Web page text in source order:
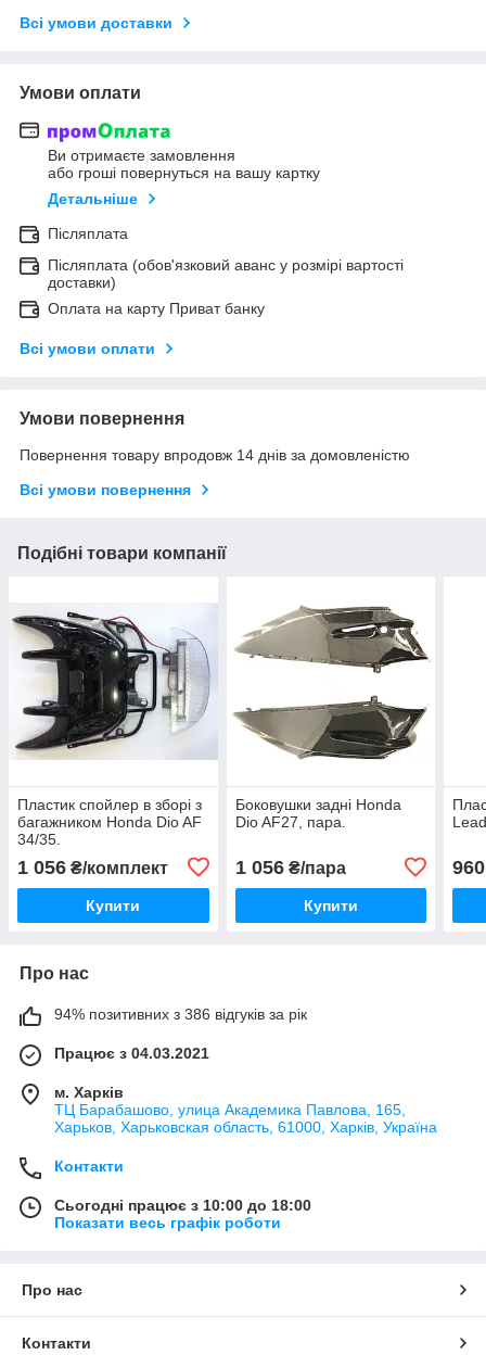
Всі умови доставки
Умови оплати
Ви отримаєте замовлення
або гроші повернуться на вашу картку
Детальніше
Післяплата
Післяплата (обов'язковий аванс у розмірі вартості
доставки)
Оплата на карту Приват банку
Всі умови оплати
Умови повернення
Повернення товару впродовж 14 днів за домовленістю
Всі умови повернення
Подібні товари компанії
Пластик спойлер в зборі з
багажником Honda Dio AF
34/35.
1 056 ₴/комплект
Купити
Боковушки задні Honda
Dio AF27, пара.
1 056₴/пара
Купити
960
Про нас
94% позитивних з 386 відгуків за рік
Працює з 04.03.2021
м. Харків
ТЦ Барабашово, улица Академика Павлова, 165,
Харьков, Харьковская область, 61000, Харків, Україна
Контакти
Сьогодні працює з 10:00 до 18:00
Показати весь графік роботи
Про нас
Контакти